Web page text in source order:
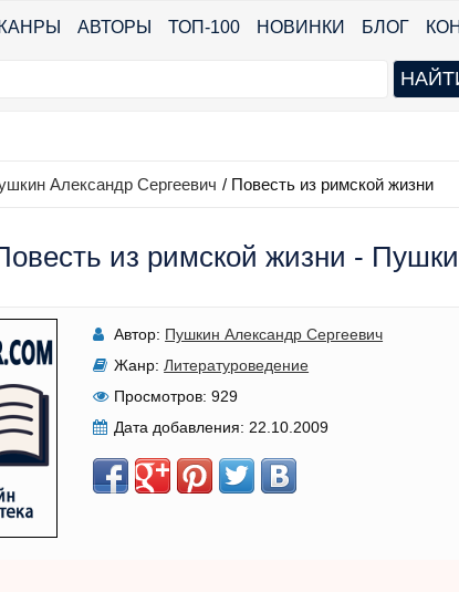
АВТОРЫ ТОП-100 НОВИНКИ БЛОГ
Александр Сергеевич / Повесть из римской жизни
из римской жизни -
Автор: Пушкин Александр Сергеевич
Жанр: Литературоведение
Просмотров: 929
Дата добавления: 22.10.2009